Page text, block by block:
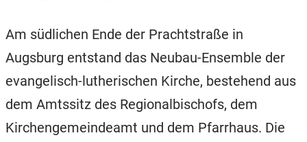
Am südlichen Ende der Prachtstraße in
Augsburg entstand das Neubau-Ensemble der
evangelisch-lutherischen Kirche, bestehend aus
dem Amtssitz des Regionalbischofs, dem
Kirchengemeindeamt und dem Pfarrhaus. Die